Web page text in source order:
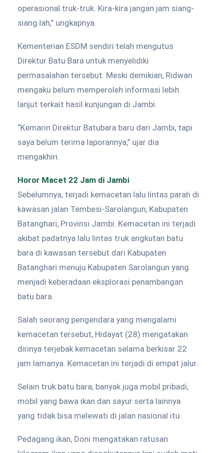
operasional truk-truk. Kira-kira jangan jam siang-
siang lah,” ungkapnya.
Kementerian ESDM sendiri telah mengutus
Direktur Batu Bara untuk menyelidiki
permasalahan tersebut. Meski demikian, Ridwan
mengaku belum memperoleh informasi lebih
lanjut terkait hasil kunjungan di Jambi.
“Kemarin Direktur Batubara baru dari Jambi, tapi
saya belum terima laporannya,” ujar dia
mengakhiri.
Horor Macet 22 Jam di Jambi
Sebelumnya, terjadi kemacetan lalu lintas parah di
kawasan jalan Tembesi-Sarolangun, Kabupaten
Batanghari, Provinsi Jambi. Kemacetan ini terjadi
akibat padatnya lalu lintas truk angkutan batu
bara di kawasan tersebut dari Kabupaten
Batanghari menuju Kabupaten Sarolangun yang
menjadi keberadaan eksplorasi penambangan
batu bara.
Salah seorang pengendara yang mengalami
kemacetan tersebut, Hidayat (28) mengatakan
dirinya terjebak kemacetan selama berkisar 22
jam lamanya. Kemacetan ini terjadi di empat jalur.
Selain truk batu bara, banyak juga mobil pribadi,
mobil yang bawa ikan dan sayur serta lainnya
yang tidak bisa melewati di jalan nasional itu.
Pedagang ikan, Doni mengatakan ratusan